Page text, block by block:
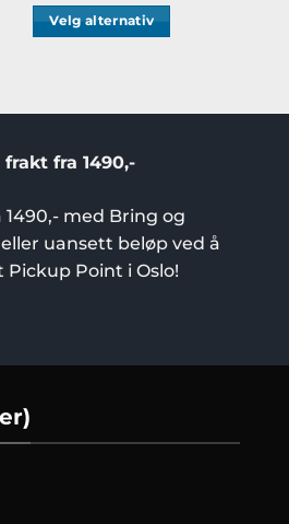
Velg alternativ
Alternativene
velges
på
produktsiden
frakt fra 1490,-
1490,- med Bring og
uansett beløp ved å
Pickup Point i Oslo!